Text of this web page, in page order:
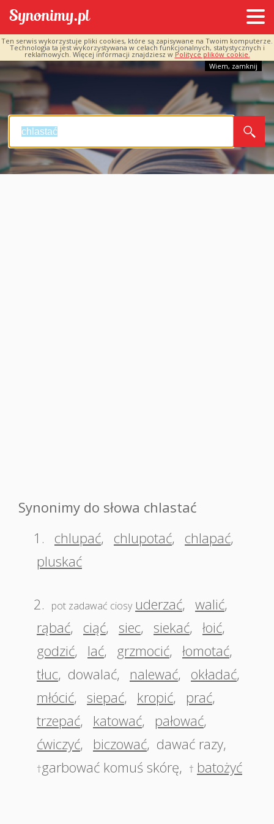
Ten serwis wykorzystuje pliki cookies, które są zapisywane na Twoim komputerze.
Technologia ta jest wykorzystywana w celach funkcjonalnych, statystycznych i
reklamowych. Więcej informacji znajdziesz w Polityce plików cookie.
Wiem, zamknij
Synonimy do słowa chlastać
1.
chlupać, chlupotać, chlapać,
pluskać
2. pot zadawać ciosy uderzać, walić,
rąbać, ciąć, siec, siekać, łoić,
godzić, lać, grzmocić, łomotać,
tłuc, dowalać, nalewać, okładać,
młócić, siepać, kropić, prać,
trzepać, katować, pałować,
ćwiczyć, biczować, dawać razy,
†garbować komuś skórę, † batożyć